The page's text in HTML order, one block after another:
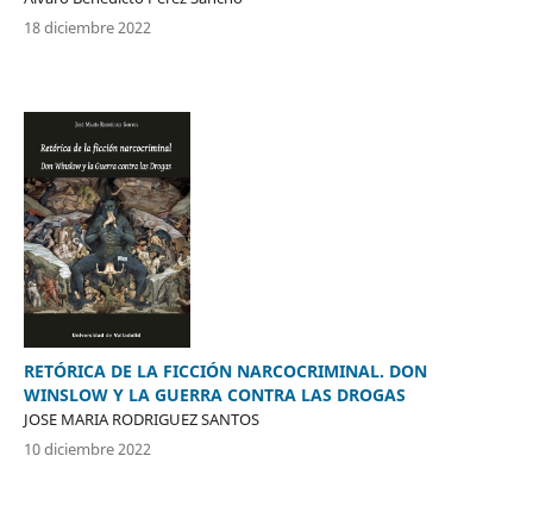
18 diciembre 2022
RETÓRICA DE LA FICCIÓN NARCOCRIMINAL. DON
WINSLOW Y LA GUERRA CONTRA LAS DROGAS
JOSE MARIA RODRIGUEZ SANTOS
10 diciembre 2022